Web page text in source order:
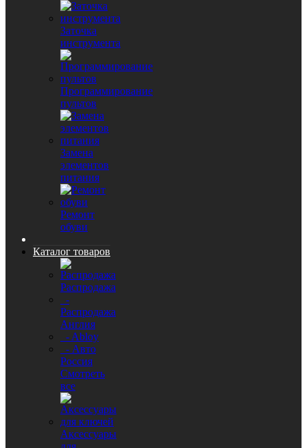
Заточка
инструмента
Программирование
пультов
Замена
элементов
питания
Ремонт
обуви
Каталог товаров
Распродажа
-
Распродажа
Англия
- Abloy
- Авто
Россия
Смотреть
все
Аксессуары